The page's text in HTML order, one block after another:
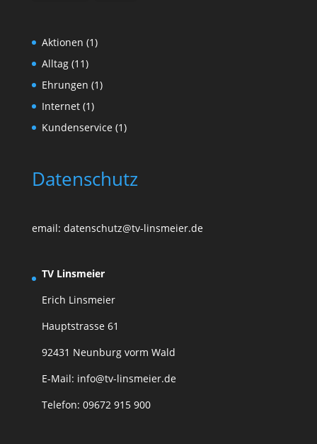
Aktionen (1)
Alltag(11)
Ehrungen (1)
Internet(1)
Kundenservice(1)
Datenschutz
email: datenschutz@tv-linsmeier.de
TV Linsmeier
Erich Linsmeier
Hauptstrasse 61
92431 Neunburg vorm Wald
E-Mail: info@tv-linsmeier.de
Telefon: 09672 915 900